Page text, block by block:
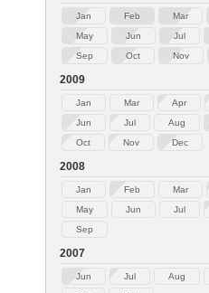
Jan Feb Mar
May
Jun Jul
Sep
Oct Nov
2009
Jan Mar Apr
Jun
Jul Aug
Oct
Nov Dec
2008
Jan Feb Mar
May
Jun Jul
Sep
2007
Jun Jul Aug